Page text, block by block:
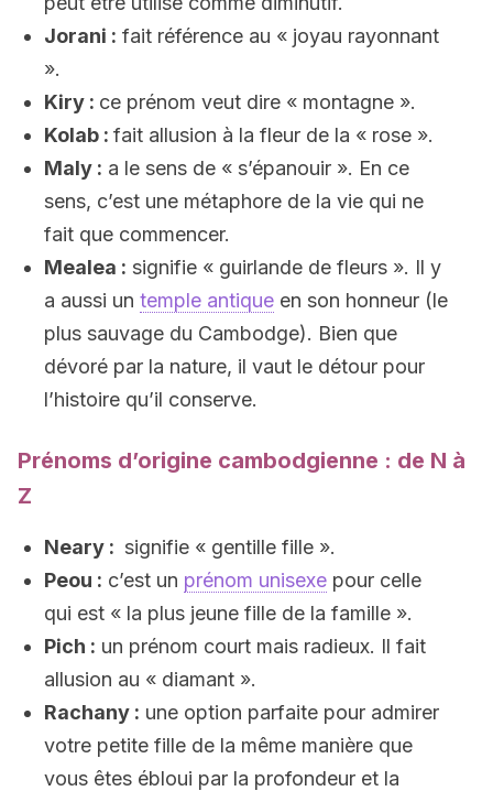
Jorani : fait référence au « joyau rayonnant
».
Kiry : ce prénom veut dire « montagne ».
Kolab : fait allusion à la fleur de la « rose ».
Maly : a le sens de « s’épanouir ». En ce
sens, c’est une métaphore de la vie qui ne
fait que commencer.
Mealea : signifie « guirlande de fleurs ». Il y
a aussi un temple antique en son honneur (le
plus sauvage du Cambodge). Bien que
dévoré par la nature, il vaut le détour pour
l’histoire qu’il conserve.
Prénoms d’origine cambodgienne : de N à
Z
Neary : signifie « gentille fille ».
Peou : c’est un prénom unisexe pour celle
qui est « la plus jeune fille de la famille ».
Pich : un prénom court mais radieux. Il fait
allusion au « diamant ».
Rachany : une option parfaite pour admirer
votre petite fille de la même manière que
vous êtes ébloui par la profondeur et la